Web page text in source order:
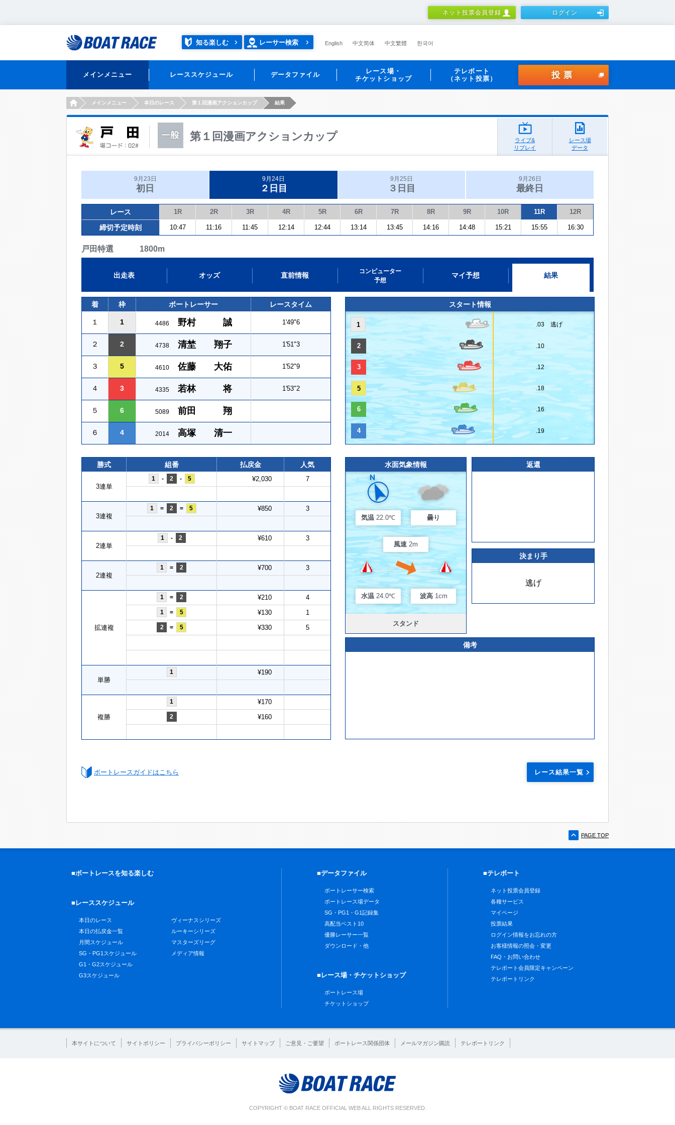
ネット投票会員登録 ログイン
知る楽しむ レーサー検索 English 中文简体 中文繁體 한국어
メインメニュー レーススケジュール データファイル
レース場・
チケットショップ
テレボート
（ネット投票）
投票
HOMEメインメニュー 本日のレース 第１回漫画アクションカップ 結果
第１回漫画アクションカップ
ライブ&
リプレイ
レース場
データ
9月23日
初日
9月24日
２日目
9月25日
３日目
9月26日
最終日
レース 1R 2R 3R 4R 5R 6R 7R 8R 9R 10R 11R 12R
締切予定時刻 10:47 11:16 11:45 12:14 12:44 13:14 13:45 14:16 14:48 15:21 15:55 16:30
戸田特選 1800m
出走表 オッズ 直前情報
コンピューター
予想
マイ予想 結果
着 枠 ボートレーサー レースタイム
１ 1 4486 野村 誠 1'49"6
２ 2 4738 清埜 翔子 1'51"3
３ 5 4610 佐藤 大佑 1'52"9
４ 3 4335 若林 将 1'53"2
５ 6 5089 前田 翔
６ 4 2014 高塚 清一
スタート情報
1 .03 逃げ
2 .10
3 .12
5 .18
6 .16
4 .19
勝式 組番 払戻金 人気
3連単
1 - 2 - 5 ¥2,030 7
3連複
1 = 2 = 5 ¥850 3
2連単
1 - 2 ¥610 3
2連複
1 = 2 ¥700 3
拡連複
1 = 2 ¥210 4
1 = 5 ¥130 1
2 = 5 ¥330 5
単勝
1 ¥190
複勝
1 ¥170
2 ¥160
水面気象情報
気温 22.0℃ 曇り
風速 2m
水温 24.0℃ 波高 1cm
スタンド
返還
決まり手
逃げ
備考
ボートレースガイドはこちら レース結果一覧
PAGE TOP
■ボートレースを知る楽しむ
■レーススケジュール
本日のレース
本日の払戻金一覧
月間スケジュール
SG・PG1スケジュール
G1・G2スケジュール
G3スケジュール
ヴィーナスシリーズ
ルーキーシリーズ
マスターズリーグ
メディア情報
■データファイル
ボートレーサー検索
ボートレース場データ
SG・PG1・G1記録集
高配当ベスト10
優勝レーサー一覧
ダウンロード・他
■レース場・チケットショップ
ボートレース場
チケットショップ
■テレボート
ネット投票会員登録
各種サービス
マイページ
投票結果
ログイン情報をお忘れの方
お客様情報の照会・変更
FAQ・お問い合わせ
テレボート会員限定キャンペーン
テレボートリンク
本サイトについて サイトポリシー プライバシーポリシー サイトマップ ご意見・ご要望 ボートレース関係団体 メールマガジン購読 テレボートリンク
COPYRIGHT © BOAT RACE OFFICIAL WEB ALL RIGHTS RESERVED.